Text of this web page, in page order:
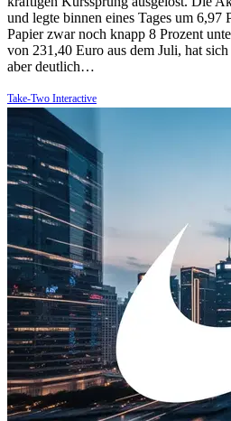
und legte binnen eines Tages um 6,97
Papier zwar noch knapp 8 Prozent
von 231,40 Euro aus dem Juli, hat
aber deutlich…
Take-Two Interactive